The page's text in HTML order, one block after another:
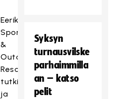
Eerikkilä
Sport
&
Outdoor
Resortin
tutkimus-
ja
Syksyn
turnausvilske
parhaimmilla
an – katso
pelit